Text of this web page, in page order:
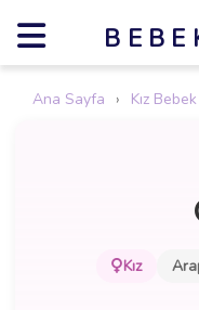
Ana Sayfa › Kız
Kız